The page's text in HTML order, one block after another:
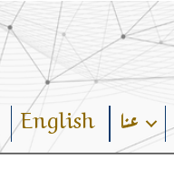
عنا English